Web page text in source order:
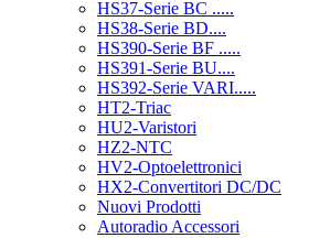
HS37-Serie BC .....
HS38-Serie BD....
HS390-Serie BF .....
HS391-Serie BU....
HS392-Serie VARI.....
HT2-Triac
HU2-Varistori
HZ2-NTC
HV2-Optoelettronici
HX2-Convertitori DC/DC
Nuovi Prodotti
Autoradio Accessori